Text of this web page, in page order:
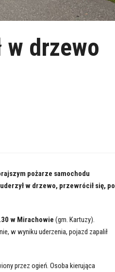
w drzewo
pożarze samochodu
w drzewo, przewrócił się, po
w Mirachowie (gm. Kartuzy).
w wyniku uderzenia, pojazd zapalił
przez ogień. Osoba kierująca